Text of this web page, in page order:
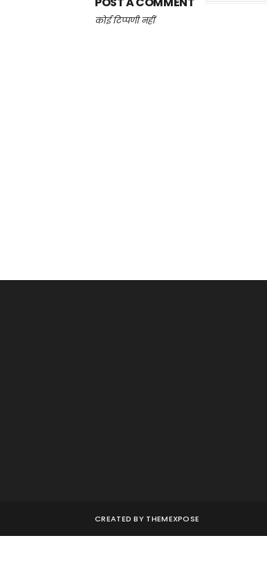
कोई टिप्पणी नहीं
CREATED BY THEMEXPOSE